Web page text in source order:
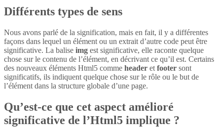
Différents types de sens
Nous avons parlé de la signification, mais en fait, il y a différentes
façons dans lequel un élément ou un extrait d’autre code peut être
significative. La balise img est significative, elle raconte quelque
chose sur le contenu de l’élément, en décrivant ce qu’il est. Certains
des nouveaux éléments Html5 comme header et footer sont
significatifs, ils indiquent quelque chose sur le rôle ou le but de
l’élément dans la structure globale d’une page.
Qu’est-ce que cet aspect amélioré
significative de l’Html5 implique ?